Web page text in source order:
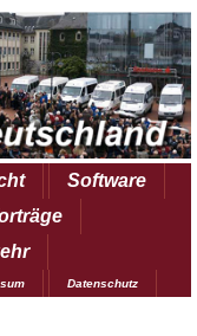
Software
Datenschutz